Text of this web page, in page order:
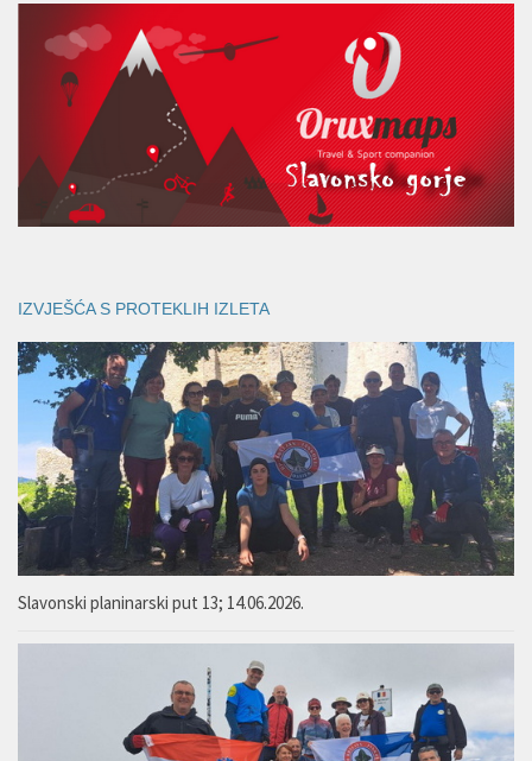
IZVJEŠĆA S PROTEKLIH IZLETA
Slavonski planinarski put 13; 14.06.2026.